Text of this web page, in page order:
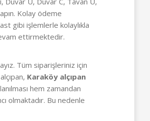
Kolay ödeme
gibi işlemlerle kolaylıkla
ettirmektedir.
Tüm siparişleriniz için
Karaköy alçıpan
hem zamandan
olmaktadır. Bu nedenle